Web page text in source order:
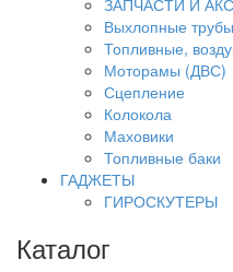
ЗАПЧАСТИ И
Выхлопные
Топливные,
Моторамы (ДВС)
Сцепление
Колокола
Маховики
Топливные баки
ГАДЖЕТЫ
ГИРОСКУТЕРЫ
Каталог